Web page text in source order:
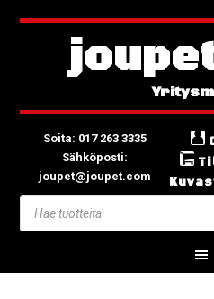
Soita: 017 263 3335
Sähköposti:
joupet@joupet.com